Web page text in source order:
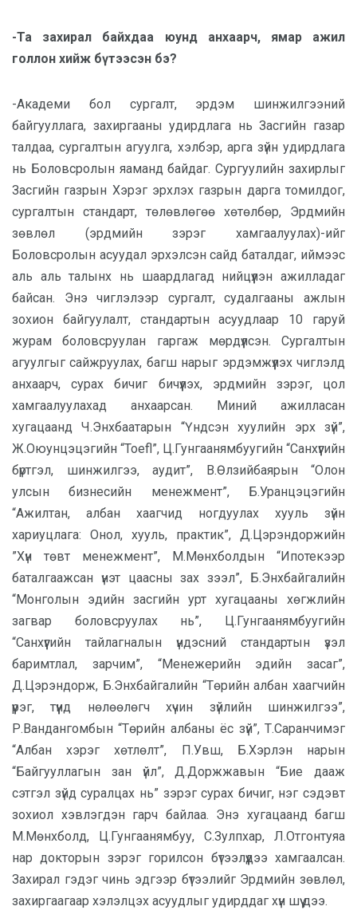
-Та захирал байхдаа юунд анхаарч, ямар ажил
голлон хийж бүтээсэн бэ?
-Академи бол сургалт, эрдэм шинжилгээний
байгууллага, захиргааны удирдлага нь Засгийн газар
талдаа, сургалтын агуулга, хэлбэр, арга зүйн удирдлага
нь Боловсролын яаманд байдаг. Сургуулийн захирлыг
Засгийн газрын Хэрэг эрхлэх газрын дарга томилдог,
сургалтын стандарт, төлөвлөгөө хөтөлбөр, Эрдмийн
зөвлөл (эрдмийн зэрэг хамгаалуулах)-ийг
Боловсролын асуудал эрхэлсэн сайд баталдаг, иймээс
аль аль талынх нь шаардлагад нийцүүлэн ажилладаг
байсан. Энэ чиглэлээр сургалт, судалгааны ажлын
зохион байгуулалт, стандартын асуудлаар 10 гаруй
журам боловсруулан гаргаж мөрдүүлсэн. Сургалтын
агуулгыг сайжруулах, багш нарыг эрдэмжүүлэх чиглэлд
анхаарч, сурах бичиг бичүүлэх, эрдмийн зэрэг, цол
хамгаалуулахад анхаарсан. Миний ажилласан
хугацаанд Ч.Энхбаатарын “Үндсэн хуулийн эрх зүй”,
Ж.Оюунцэцэгийн “Toefl”, Ц.Гунгаанямбуугийн “Санхүүгийн
бүртгэл, шинжилгээ, аудит”, В.Өлзийбаярын “Олон
улсын бизнесийн менежмент”, Б.Уранцэцэгийн
“Ажилтан, албан хаагчид ногдуулах хууль зүйн
хариуцлага: Онол, хууль, практик”, Д.Цэрэндоржийн
”Хүн төвт менежмент”, М.Мөнхболдын “Ипотекээр
баталгаажсан үнэт цаасны зах зээл”, Б.Энхбайгалийн
“Монголын эдийн засгийн урт хугацааны хөгжлийн
загвар боловсруулах нь”, Ц.Гунгаанямбуугийн
“Санхүүгийн тайлагналын үндэсний стандартын үзэл
баримтлал, зарчим”, “Менежерийн эдийн засаг”,
Д.Цэрэндорж, Б.Энхбайгалийн “Төрийн албан хаагчийн
үүрэг, түүнд нөлөөлөгч хүчин зүйлийн шинжилгээ”,
Р.Вандангомбын “Төрийн албаны ёс зүй”, Т.Саранчимэг
“Албан хэрэг хөтлөлт”, П.Увш, Б.Хэрлэн нарын
“Байгууллагын зан үйл”, Д.Доржжавын “Бие дааж
сэтгэл зүйд суралцах нь” зэрэг сурах бичиг, нэг сэдэвт
зохиол хэвлэгдэн гарч байлаа. Энэ хугацаанд багш
М.Мөнхболд, Ц.Гунгаанямбуу, С.Зулпхар, Л.Отгонтуяа
нар докторын зэрэг горилсон бүтээлүүдээ хамгаалсан.
Захирал гэдэг чинь эдгээр бүтээлийг Эрдмийн зөвлөл,
захиргаагаар хэлэлцэх асуудлыг удирддаг хүн шүү дээ.